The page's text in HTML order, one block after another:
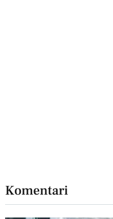
Komentari